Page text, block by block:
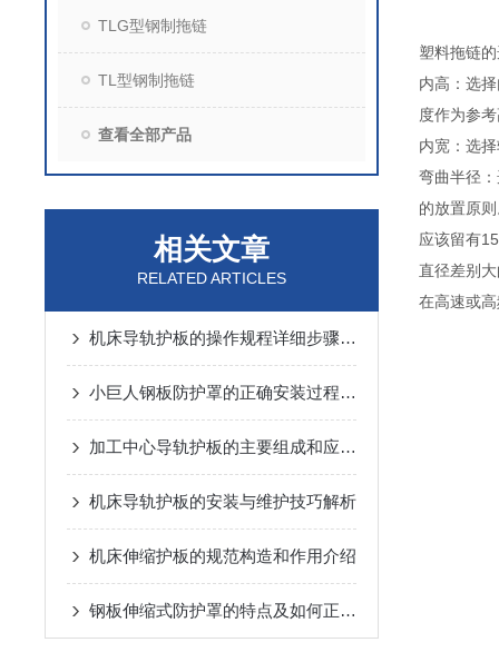
TLG型钢制拖链
TL型钢制拖链
查看全部产品
相关文章
RELATED ARTICLES
机床导轨护板的操作规程详细步骤介绍
小巨人钢板防护罩的正确安装过程不学习一下吗？
加工中心导轨护板的主要组成和应用领域说明
机床导轨护板的安装与维护技巧解析
机床伸缩护板的规范构造和作用介绍
钢板伸缩式防护罩的特点及如何正确安装
塑料拖
内高：选
度作为
内宽：选
弯曲半径
的放置
应该留有
直径差别
在高速或